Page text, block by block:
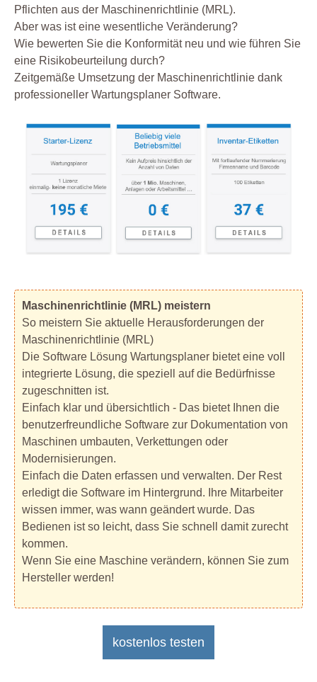
Pflichten aus der Maschinenrichtlinie (MRL).
Aber was ist eine wesentliche Veränderung?
Wie bewerten Sie die Konformität neu und wie führen Sie
eine Risikobeurteilung durch?
Zeitgemäße Umsetzung der Maschinenrichtlinie dank
professioneller Wartungsplaner Software.
Maschinenrichtlinie (MRL) meistern
So meistern Sie aktuelle Herausforderungen der
Maschinenrichtlinie (MRL)
Die Software Lösung Wartungsplaner bietet eine voll
integrierte Lösung, die speziell auf die Bedürfnisse
zugeschnitten ist.
Einfach klar und übersichtlich - Das bietet Ihnen die
benutzerfreundliche Software zur Dokumentation von
Maschinen umbauten, Verkettungen oder
Modernisierungen.
Einfach die Daten erfassen und verwalten. Der Rest
erledigt die Software im Hintergrund. Ihre Mitarbeiter
wissen immer, was wann geändert wurde. Das
Bedienen ist so leicht, dass Sie schnell damit zurecht
kommen.
Wenn Sie eine Maschine verändern, können Sie zum
Hersteller werden!
kostenlos testen